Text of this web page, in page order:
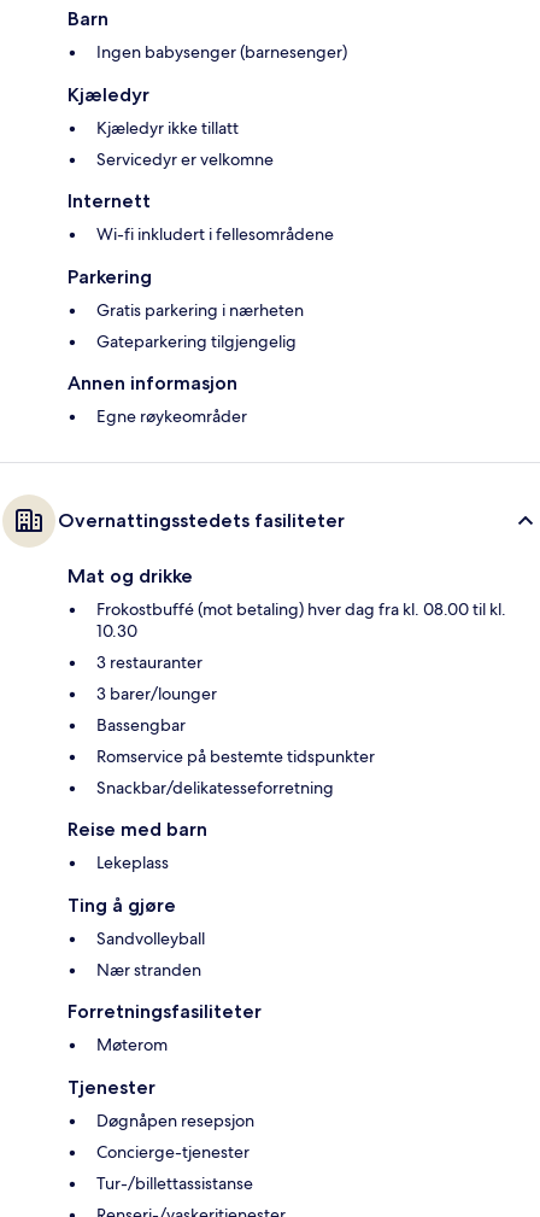
Barn
Ingen babysenger (barnesenger)
Kjæledyr
Kjæledyr ikke tillatt
Servicedyr er velkomne
Internett
Wi-fi inkludert i fellesområdene
Parkering
Gratis parkering i nærheten
Gateparkering tilgjengelig
Annen informasjon
Egne røykeområder
Overnattingsstedets fasiliteter
Mat og drikke
Frokostbuffé (mot betaling) hver dag fra kl. 08.00 til kl.
10.30
3 restauranter
3 barer/lounger
Bassengbar
Romservice på bestemte tidspunkter
Snackbar/delikatesseforretning
Reise med barn
Lekeplass
Ting å gjøre
Sandvolleyball
Nær stranden
Forretningsfasiliteter
Møterom
Tjenester
Døgnåpen resepsjon
Concierge-tjenester
Tur-/billettassistanse